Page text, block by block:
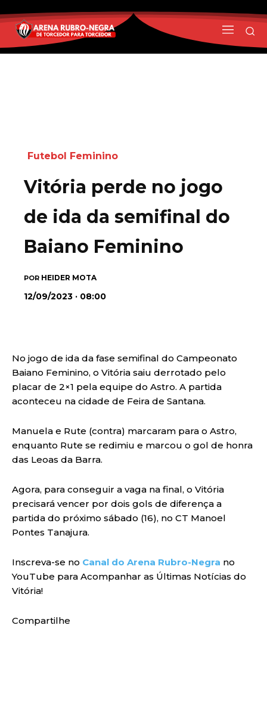
Futebol Feminino
Vitória perde no jogo
de ida da semifinal do
Baiano Feminino
POR HEIDER MOTA
12/09/2023 · 08:00
No jogo de ida da fase semifinal do Campeonato
Baiano Feminino, o Vitória saiu derrotado pelo
placar de 2×1 pela equipe do Astro. A partida
aconteceu na cidade de Feira de Santana.
Manuela e Rute (contra) marcaram para o Astro,
enquanto Rute se redimiu e marcou o gol de honra
das Leoas da Barra.
Agora, para conseguir a vaga na final, o Vitória
precisará vencer por dois gols de diferença a
partida do próximo sábado (16), no CT Manoel
Pontes Tanajura.
Inscreva-se no Canal do Arena Rubro-Negra no
YouTube para Acompanhar as Últimas Notícias do
Vitória!
Compartilhe